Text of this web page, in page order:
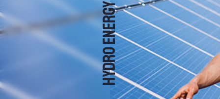
Hydro Energy